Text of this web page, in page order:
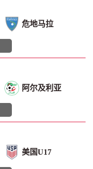
危地马拉
阿尔及利亚
美国U17